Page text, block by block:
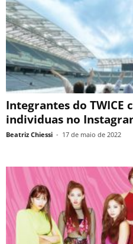
Integrantes do TWICE
individuas no
Beatriz Chiessi - 17 de maio de 2022